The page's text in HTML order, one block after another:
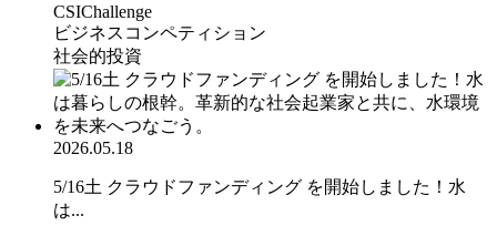
CSIChallenge
ビジネスコンペティション
社会的投資
2026.05.18
5/16土 クラウドファンディング を開始しました！水
は...